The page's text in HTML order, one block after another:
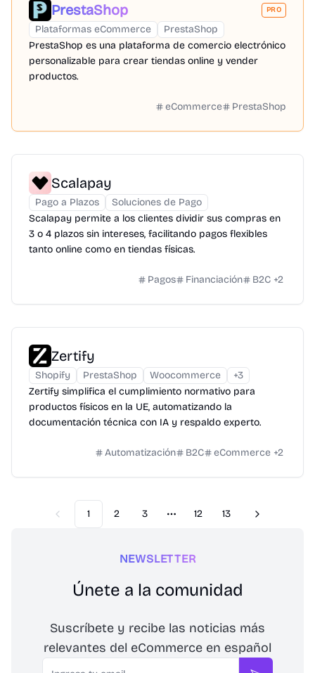
PrestaShop PRO
Plataformas eCommerce
PrestaShop
PrestaShop es una plataforma de comercio electrónico
personalizable para crear tiendas online y vender
productos.
eCommerce PrestaShop
Scalapay
Pago a Plazos
Soluciones de Pago
Scalapay permite a los clientes dividir sus compras en
3 o 4 plazos sin intereses, facilitando pagos flexibles
tanto online como en tiendas físicas.
Pagos Financiación B2C +2
Zertify
Shopify PrestaShop Woocommerce +3
Zertify simplifica el cumplimiento normativo para
productos físicos en la UE, automatizando la
documentación técnica con IA y respaldo experto.
Automatización B2C eCommerce +2
Previous
1 2 3
More pages
12 13 Next
NEWSLETTER
Únete a la comunidad
Suscríbete y recibe las noticias más
relevantes del eCommerce en español
Email